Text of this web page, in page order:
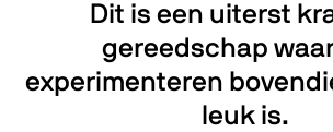
Dit is een uiterst
gereedschap
experimenteren
leuk is.